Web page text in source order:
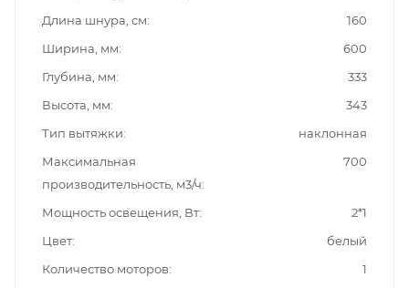
Длина шнура, см
160
Ширина, мм
600
Глубина, мм
333
Высота, мм
343
Тип вытяжки
наклонная
Максимальная
производительность, м3/ч
700
Мощность освещения, Вт
2*1
Цвет
белый
Количество моторов
1